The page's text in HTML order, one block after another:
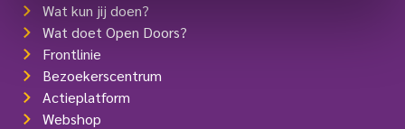
Wat kun jij doen?
Wat doet Open Doors?
Frontlinie
Bezoekerscentrum
Actieplatform
Webshop